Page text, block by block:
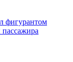
фигурантом